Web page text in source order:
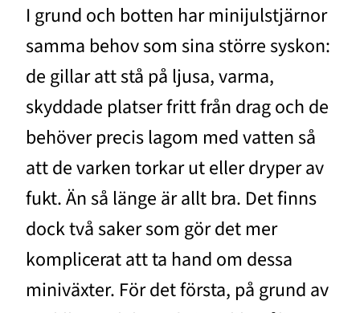
I grund och botten har minijulstjärnor
samma behov som sina större syskon:
de gillar att stå på ljusa, varma,
skyddade platser fritt från drag och de
behöver precis lagom med vatten så
att de varken torkar ut eller dryper av
fukt. Än så länge är allt bra. Det finns
dock två saker som gör det mer
komplicerat att ta hand om dessa
miniväxter. För det första, på grund av